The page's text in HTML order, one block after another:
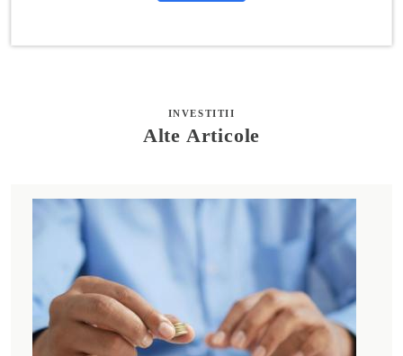
INVESTITII
Alte Articole